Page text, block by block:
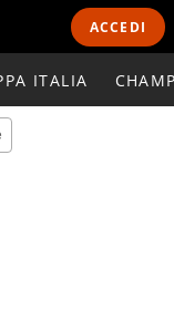
ACCEDI
ITALIA